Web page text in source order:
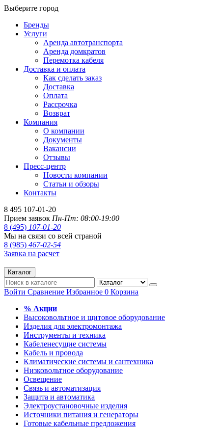
Выберите город
Бренды
Услуги
Аренда автотранспорта
Аренда домкратов
Перемотка кабеля
Доставка и оплата
Как сделать заказ
Доставка
Оплата
Рассрочка
Возврат
Компания
О компании
Документы
Вакансии
Отзывы
Пресс-центр
Новости компании
Статьи и обзоры
Контакты
8 495 107-01-20
Прием заявок Пн-Пт: 08:00-19:00
8 (495) 107-01-20
Мы на связи со всей страной
8 (985) 467-02-54
Заявка на расчет
Каталог
Войти Сравнение Избранное 0 Корзина
% Акции
Высоковольтное и щитовое оборудование
Изделия для электромонтажа
Инструменты и техника
Кабеленесущие системы
Кабель и провода
Климатические системы и сантехника
Низковольтное оборудование
Освещение
Связь и автоматизация
Защита и автоматика
Электроустановочные изделия
Источники питания и генераторы
Готовые кабельные предложения